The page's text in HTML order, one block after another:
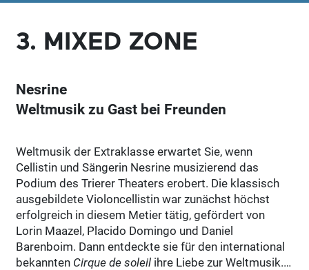
3. MIXED ZONE
Nesrine
Weltmusik zu Gast bei Freunden
Weltmusik der Extraklasse erwartet Sie, wenn
Cellistin und Sängerin Nesrine musizierend das
Podium des Trierer Theaters erobert. Die klassisch
ausgebildete Violoncellistin war zunächst höchst
erfolgreich in diesem Metier tätig, gefördert von
Lorin Maazel, Placido Domingo und Daniel
Barenboim. Dann entdeckte sie für den international
bekannten Cirque de soleil ihre Liebe zur Weltmusik.